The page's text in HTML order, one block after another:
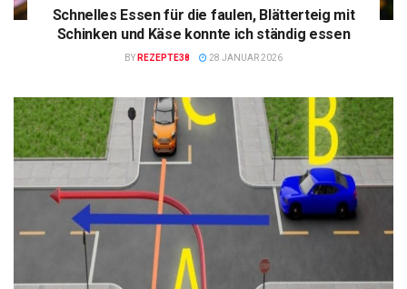
Schnelles Essen für die faulen, Blätterteig mit
Schinken und Käse konnte ich ständig essen
BY REZEPTE38 28 JANUAR 2026